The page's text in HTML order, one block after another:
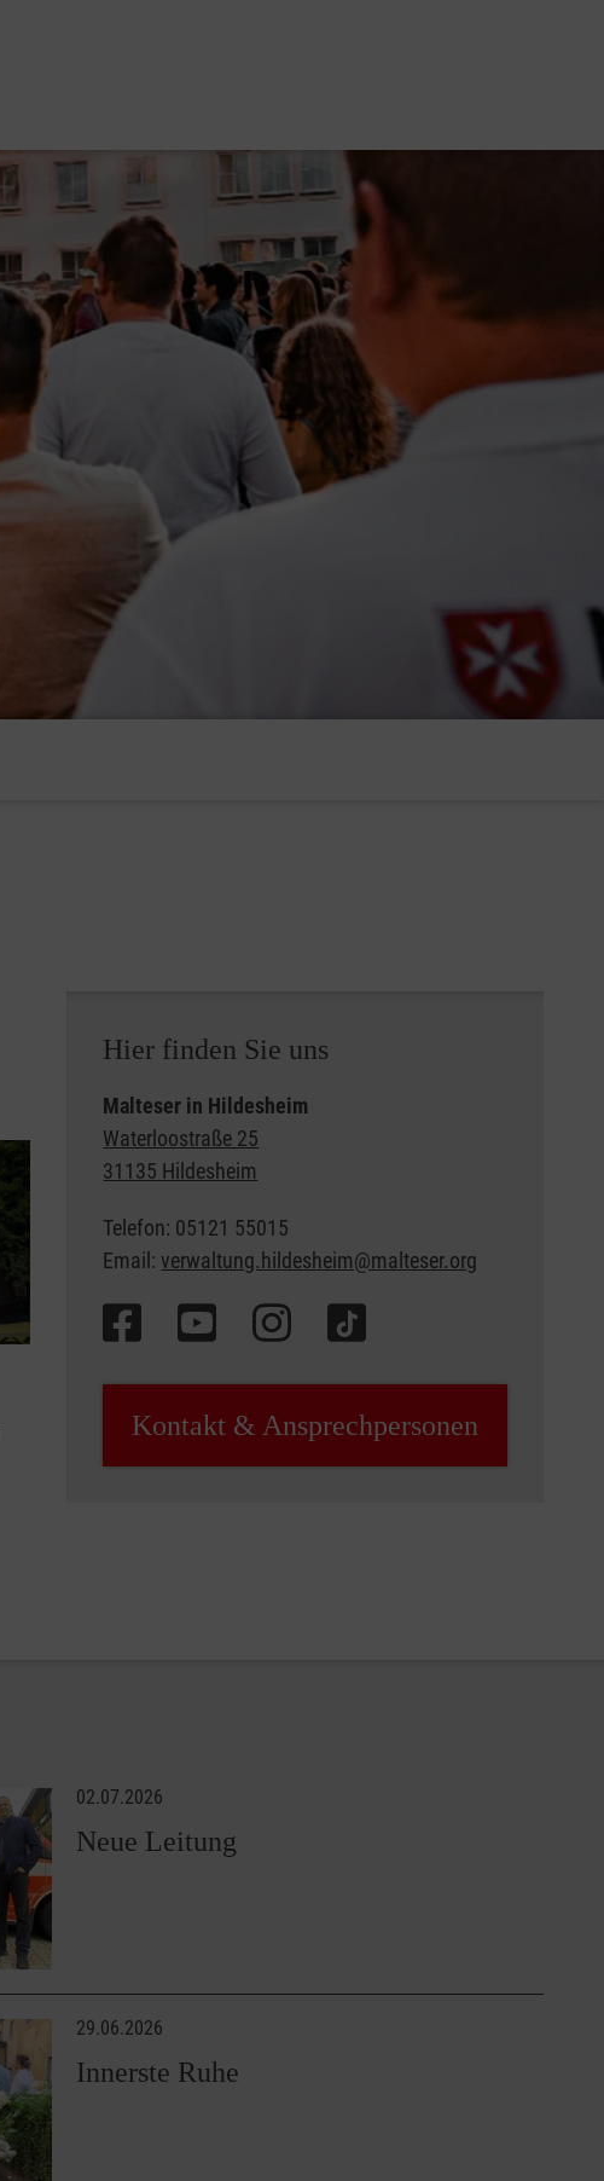
Hier finden Sie uns
Malteser in Hildesheim
Waterloostraße 25
31135 Hildesheim
Telefon: 05121 55015
Email:verwaltung.hildesheim@malteser.org
Kontakt & Ansprechpersonen
02.07.2026
Neue Leitung
29.06.2026
Innerste Ruhe